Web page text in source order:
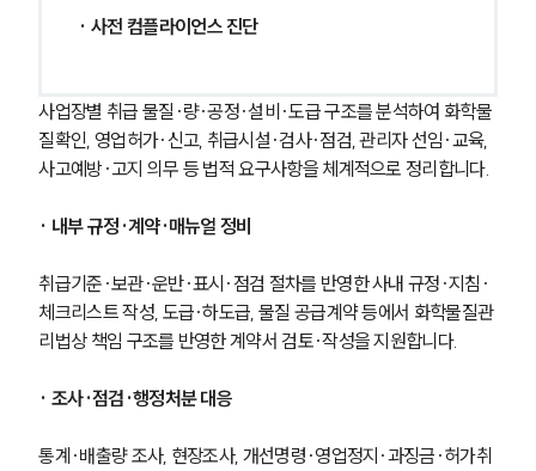
· 사전 컴플라이언스 진단
사업장별 취급 물질·량·공정·설비·도급 구조를 분석하여 화학물
질확인, 영업허가·신고, 취급시설·검사·점검, 관리자 선임·교육,
사고예방·고지 의무 등 법적 요구사항을 체계적으로 정리합니다.
· 내부 규정·계약·매뉴얼 정비
취급기준·보관·운반·표시·점검 절차를 반영한 사내 규정·지침·
체크리스트 작성, 도급·하도급, 물질 공급계약 등에서 화학물질관
리법상 책임 구조를 반영한 계약서 검토·작성을 지원합니다.
· 조사·점검·행정처분 대응
통계·배출량 조사, 현장조사, 개선명령·영업정지·과징금·허가취